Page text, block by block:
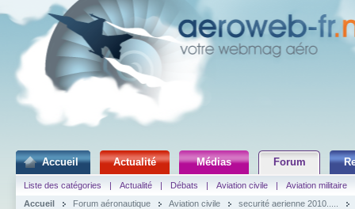
Accueil Actualité Médias Forum
Liste des catégories | Actualité | Débats | Aviation civile |
Aviation militaire
Accueil
Forum aéronautique Aviation civile securité aerienne 2010.....